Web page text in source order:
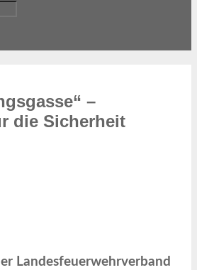
–
die Sicherheit
Landesfeuerwehrverband